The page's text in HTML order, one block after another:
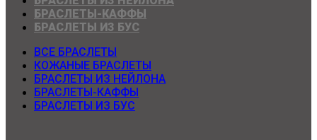
БРАСЛЕТЫ-КАФФЫ
БРАСЛЕТЫ ИЗ БУС
ВСЕ БРАСЛЕТЫ
КОЖАНЫЕ БРАСЛЕТЫ
БРАСЛЕТЫ ИЗ НЕЙЛОНА
БРАСЛЕТЫ-КАФФЫ
БРАСЛЕТЫ ИЗ БУС